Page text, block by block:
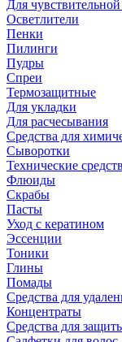
Для
Осветлители
Пенки
Пилинги
Пудры
Спреи
Термозащитные
Для укладки
Для расчесывания
Средства для
Сыворотки
Технические
Флюиды
Скрабы
Пасты
Уход с кератином
Эссенции
Тоники
Глины
Помады
Средства для
Концентраты
Средства для